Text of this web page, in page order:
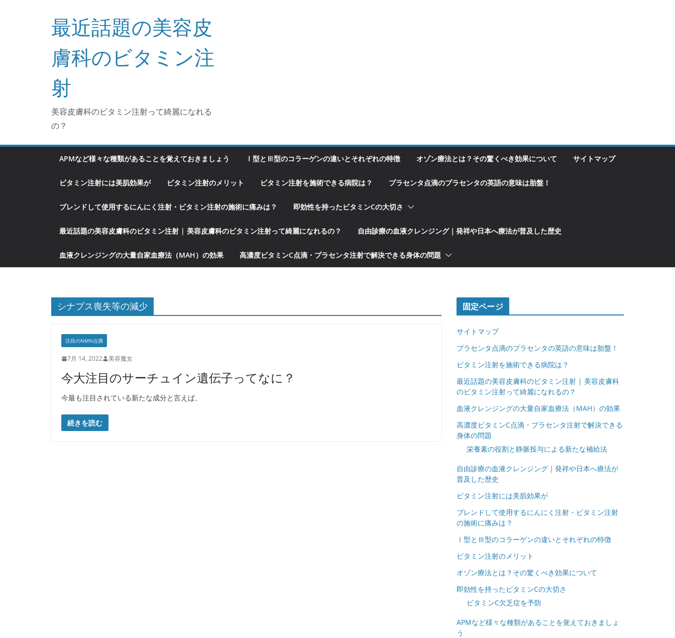
最近話題の美容皮
膚科のビタミン注
射
美容皮膚科のビタミン注射って綺麗になれる
の？
APMなど様々な種類があることを覚えておきましょう Ⅰ型とⅢ型のコラーゲンの違いとそれぞれの特徴 オゾン療法とは？その驚くべき効果について サイトマップ
ビタミン注射には美肌効果が ビタミン注射のメリット ビタミン注射を施術できる病院は？ プラセンタ点滴のプラセンタの英語の意味は胎盤！
ブレンドして使用するにんにく注射・ビタミン注射の施術に痛みは？ 即効性を持ったビタミンCの大切さ
最近話題の美容皮膚科のビタミン注射 | 美容皮膚科のビタミン注射って綺麗になれるの？ 自由診療の血液クレンジング｜発祥や日本へ療法が普及した歴史
血液クレンジングの大量自家血療法（MAH）の効果 高濃度ビタミンC点滴・プラセンタ注射で解決できる身体の問題
シナプス喪失等の減少
注目のNMN点滴
7月 14, 2022 美容魔女
今大注目のサーチュイン遺伝子ってなに？
今最も注目されている新たな成分と言えば、
続きを読む
固定ページ
サイトマップ
プラセンタ点滴のプラセンタの英語の意味は胎盤！
ビタミン注射を施術できる病院は？
最近話題の美容皮膚科のビタミン注射 | 美容皮膚科
のビタミン注射って綺麗になれるの？
血液クレンジングの大量自家血療法（MAH）の効果
高濃度ビタミンC点滴・プラセンタ注射で解決できる
身体の問題
栄養素の役割と静脈投与による新たな補給法
自由診療の血液クレンジング｜発祥や日本へ療法が
普及した歴史
ビタミン注射には美肌効果が
ブレンドして使用するにんにく注射・ビタミン注射
の施術に痛みは？
Ⅰ型とⅢ型のコラーゲンの違いとそれぞれの特徴
ビタミン注射のメリット
オゾン療法とは？その驚くべき効果について
即効性を持ったビタミンCの大切さ
ビタミンC欠乏症を予防
APMなど様々な種類があることを覚えておきましょ
う